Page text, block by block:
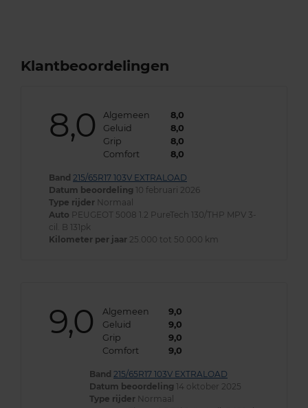
Klantbeoordelingen
8,0 Algemeen
8,0
Geluid
8,0
Grip
8,0
Comfort
8,0
Band 215/65R17 103V EXTRALOAD
Datum beoordeling 10 februari 2026
Type rijder Normaal
Auto PEUGEOT 5008 1.2 PureTech 130/THP MPV 3-
cil. B 131pk
Kilometer per jaar 25.000 tot 50.000 km
9,0 Algemeen
9,0
Geluid
9,0
Grip
9,0
Comfort
9,0
Band 215/65R17 103V EXTRALOAD
Datum beoordeling 14 oktober 2025
Type rijder Normaal